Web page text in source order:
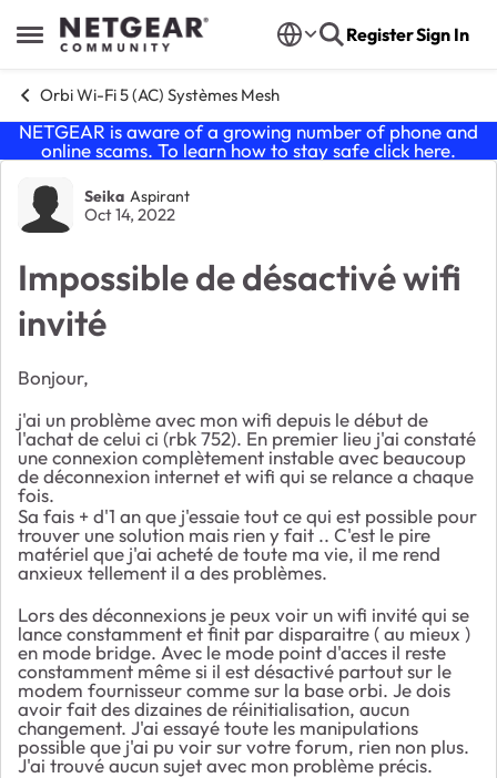
Open Side Menu
Skip to content RegisterSign In
Orbi Wi-Fi 5 (AC) Systèmes Mesh
NETGEAR is aware of a growing number of phone and
online scams. To learn how to stay safe click here.
Forum Discussion
Seika Aspirant
Oct 14, 2022
Impossible de désactivé wifi
invité
Bonjour,
j'ai un problème avec mon wifi depuis le début de
l'achat de celui ci (rbk 752). En premier lieu j'ai constaté
une connexion complètement instable avec beaucoup
de déconnexion internet et wifi qui se relance a chaque
fois.
Sa fais + d'1 an que j'essaie tout ce qui est possible pour
trouver une solution mais rien y fait .. C'est le pire
matériel que j'ai acheté de toute ma vie, il me rend
anxieux tellement il a des problèmes.
Lors des déconnexions je peux voir un wifi invité qui se
lance constamment et finit par disparaitre ( au mieux )
en mode bridge. Avec le mode point d'acces il reste
constamment même si il est désactivé partout sur le
modem fournisseur comme sur la base orbi. Je dois
avoir fait des dizaines de réinitialisation, aucun
changement. J'ai essayé toute les manipulations
possible que j'ai pu voir sur votre forum, rien non plus.
J'ai trouvé aucun sujet avec mon problème précis.